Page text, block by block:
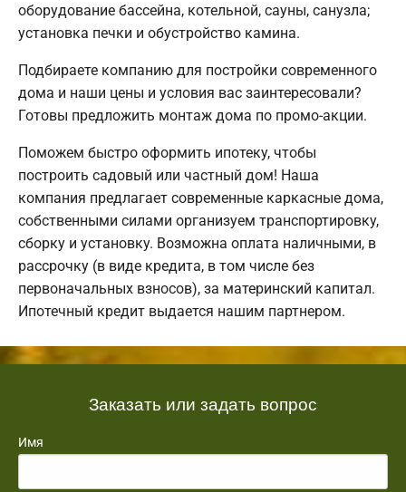
оборудование бассейна, котельной, сауны, санузла;
установка печки и обустройство камина.
Подбираете компанию для постройки современного
дома и наши цены и условия вас заинтересовали?
Готовы предложить монтаж дома по промо-акции.
Поможем быстро оформить ипотеку, чтобы
построить садовый или частный дом! Наша
компания предлагает современные каркасные дома,
собственными силами организуем транспортировку,
сборку и установку. Возможна оплата наличными, в
рассрочку (в виде кредита, в том числе без
первоначальных взносов), за материнский капитал.
Ипотечный кредит выдается нашим партнером.
Заказать или задать вопрос
Имя